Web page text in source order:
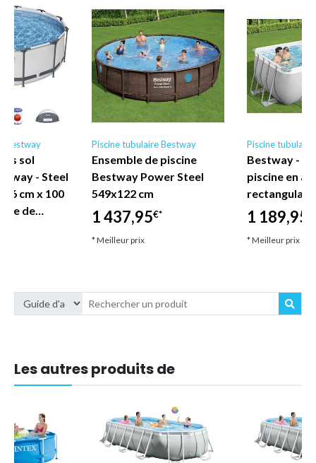
Bestway
sol
- Steel
cm x 100
de…
Piscine tubulaire Bestway
Ensemble de piscine
Bestway Power Steel
549x122 cm
1 437,95€*
* Meilleur prix
Piscine
Bestway -
piscine en
1 189,95
* Meilleur prix
Les autres produits de